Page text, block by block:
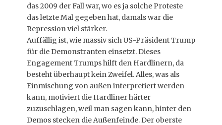
das 2009 der Fall war, wo es ja solche Proteste
das letzte Mal gegeben hat, damals war die
Repression viel stärker.
Auffällig ist, wie massiv sich US-Präsident Trump
für die Demonstranten einsetzt. Dieses
Engagement Trumps hilft den Hardlinern, da
besteht überhaupt kein Zweifel. Alles, was als
Einmischung von außen interpretiert werden
kann, motiviert die Hardliner härter
zuzuschlagen, weil man sagen kann, hinter den
Demos stecken die Außenfeinde. Der oberste